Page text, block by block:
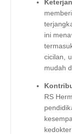
ini
cicilan,
mudah
RS